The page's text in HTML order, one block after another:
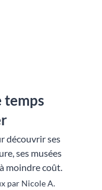
temps
découvrir ses
ses musées
moindre coût.
par Nicole A.